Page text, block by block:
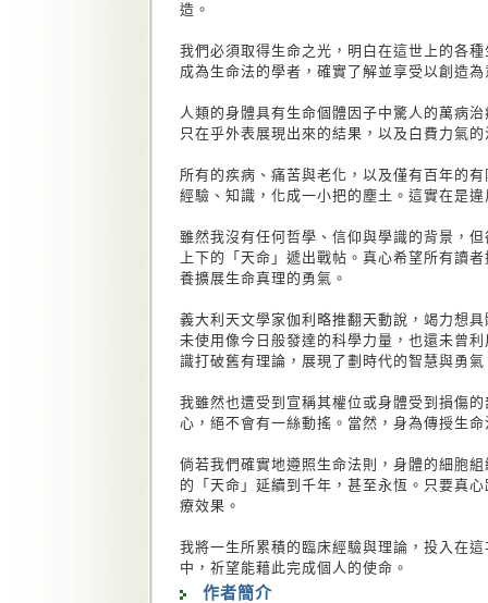
造。
我們必須取得生命之光，明白在這世上的各
成為生命法的學者，確實了解並享受以創造
人類的身體具有生命個體因子中驚人的萬病
只在乎外表展現出來的結果，以及白費力氣
所有的疾病、痛苦與老化，以及僅有百年的
經驗、知識，化成一小把的塵土。這實在是
雖然我沒有任何哲學、信仰與學識的背景，
上下的「天命」遞出戰帖。真心希望所有讀
養擴展生命真理的勇氣。
義大利天文學家伽利略推翻天動說，竭力想
未使用像今日般發達的科學力量，也還未曾
識打破舊有理論，展現了劃時代的智慧與勇氣
我雖然也遭受到宣稱其權位或身體受到損傷
心，絕不會有一絲動搖。當然，身為傳授生
倘若我們確實地遵照生命法則，身體的細胞
的「天命」延續到千年，甚至永恆。只要真
療效果。
我將一生所累積的臨床經驗與理論，投入在
中，祈望能藉此完成個人的使命。
作者簡介